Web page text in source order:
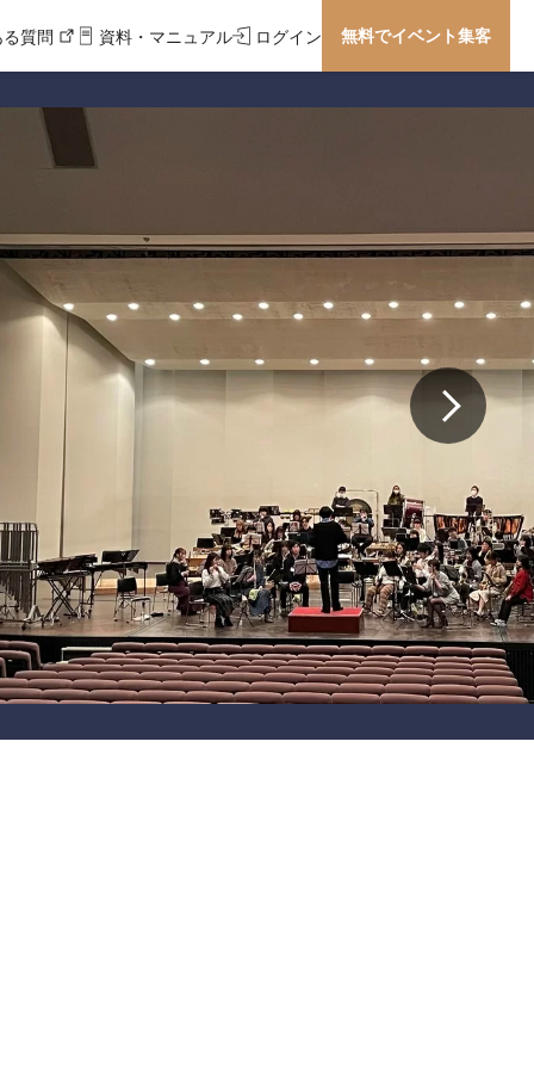
質問 資料・マニュアル ログイン 無料でイベント集客